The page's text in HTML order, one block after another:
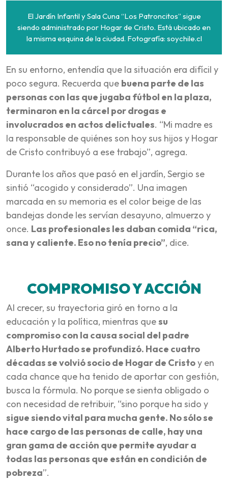
El Jardín Infantil y Sala Cuna “Los Patroncitos” sigue
siendo administrado por Hogar de Cristo. Está ubicado en
la misma esquina de la ciudad. Fotografía: soychile.cl
En su entorno, entendía que la situación era difícil y
poco segura. Recuerda que buena parte de las
personas con las que jugaba fútbol en la plaza,
terminaron en la cárcel por drogas e
involucrados en actos delictuales. “Mi madre es
la responsable de quiénes son hoy sus hijos y Hogar
de Cristo contribuyó a ese trabajo”, agrega.
Durante los años que pasó en el jardín, Sergio se
sintió “acogido y considerado”. Una imagen
marcada en su memoria es el color beige de las
bandejas donde les servían desayuno, almuerzo y
once. Las profesionales les daban comida “rica,
sana y caliente. Eso no tenía precio”, dice.
COMPROMISO Y ACCIÓN
Al crecer, su trayectoria giró en torno a la
educación y la política, mientras quesu
compromiso con la causa social del padre
Alberto Hurtado se profundizó. Hace cuatro
décadas se volvió socio de Hogar de Cristoy en
cada chance que ha tenido de aportar con gestión,
busca la fórmula. No porque se sienta obligado o
con necesidad de retribuir, “sino porque ha sido y
sigue siendo vital para mucha gente. No sólo se
hace cargo de las personas de calle, hay una
gran gama de acción que permite ayudar a
todas las personas que están en condición de
pobreza”.